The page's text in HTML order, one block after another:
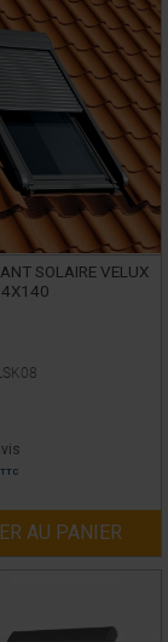
SOLAIRE VELUX
TTC
AU PANIER